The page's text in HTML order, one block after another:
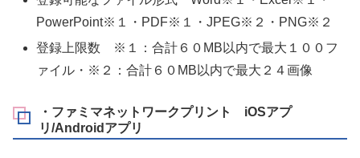
PowerPoint※１・PDF※１・JPEG※２・PNG※２
登録上限数 ※１：合計６０MB以内で最大１００フ
ァイル・※２：合計６０MB以内で最大２４画像
・ファミマネットワークプリント iOSアプ
リ/Androidアプリ